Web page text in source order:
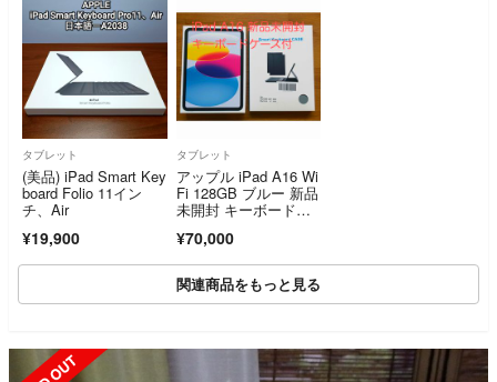
タブレット
(美品) iPad Smart Key
board Folio 11イン
チ、Air
¥19,900
タブレット
アップル iPad A16 Wi
Fi 128GB ブルー 新品
未開封 キーボードケ
¥70,000
関連商品をもっと見る